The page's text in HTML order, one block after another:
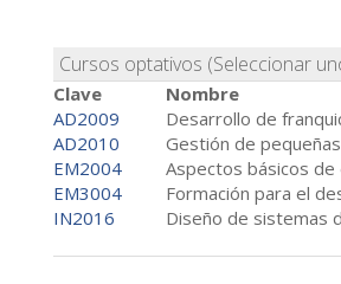
Cursos optativos (Seleccionar
Clave
Nombre
AD2009
Desarrollo de
AD2010
Gestión de
EM2004
Aspectos básicos
EM3004
Formación para el
IN2016
Diseño de sistemas